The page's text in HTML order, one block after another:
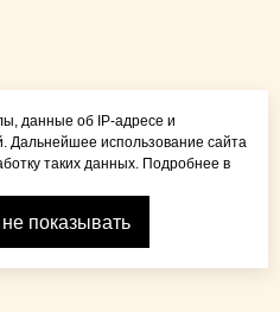
данные об IP-адресе и
Дальнейшее использование сайта
таких данных. Подробнее в
показывать